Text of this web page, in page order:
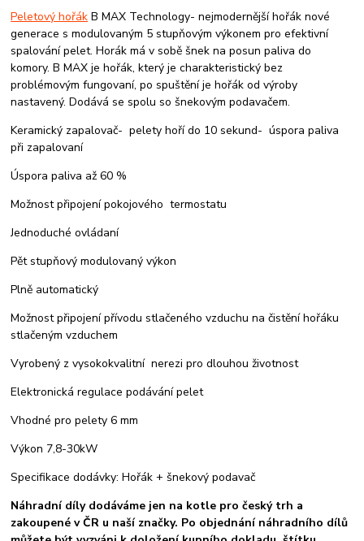
Peletový hořák B MAX Technology- nejmodernější hořák nové
generace s modulovaným 5 stupňovým výkonem pro efektivní
spalování pelet. Horák má v sobě šnek na posun paliva do
komory. B MAX je hořák, který je charakteristický bez
problémovým fungovaní, po spuštění je hořák od výroby
nastavený. Dodává se spolu so šnekovým podavačem.
Keramický zapalovač- pelety hoří do 10 sekund- úspora paliva
při zapalovaní
Úspora paliva až 60 %
Možnost připojení pokojového termostatu
Jednoduché ovládaní
Pět stupňový modulovaný výkon
Plně automatický
Možnost připojení přívodu stlačeného vzduchu na čistění hořáku
stlačeným vzduchem
Vyrobený z vysokokvalitní nerezi pro dlouhou životnost
Elektronická regulace podávání pelet
Vhodné pro pelety 6 mm
Výkon 7,8-30kW
Specifikace dodávky: Hořák + šnekový podavač
Náhradní díly dodáváme jen na kotle pro český trh a
zakoupené v ČR u naší značky. Po objednání náhradního dílů